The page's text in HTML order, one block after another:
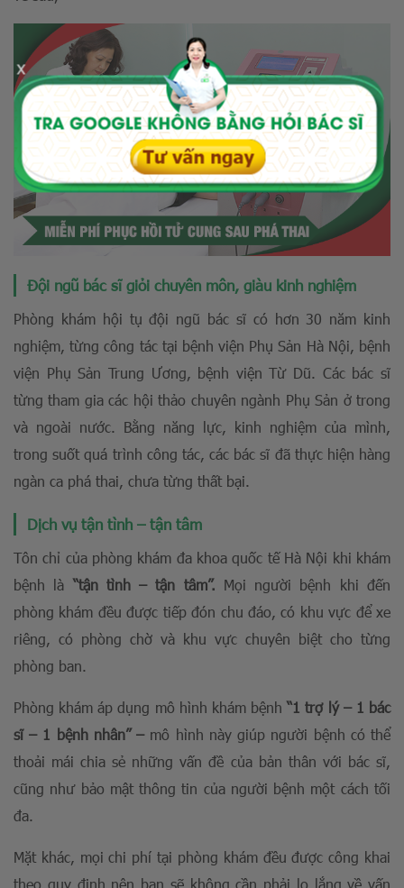
Đội ngũ bác sĩ giỏi chuyên môn, giàu kinh nghiệm
Phòng khám hội tụ đội ngũ bác sĩ có hơn 30 năm kinh
nghiệm, từng công tác tại bệnh viện Phụ Sản Hà Nội, bệnh
viện Phụ Sản Trung Ương, bệnh viện Từ Dũ. Các bác sĩ
từng tham gia các hội thảo chuyên ngành Phụ Sản ở trong
và ngoài nước. Bằng năng lực, kinh nghiệm của mình,
trong suốt quá trình công tác, các bác sĩ đã thực hiện hàng
ngàn ca phá thai, chưa từng thất bại.
Dịch vụ tận tình – tận tâm
Tôn chỉ của phòng khám đa khoa quốc tế Hà Nội khi khám
bệnh là“tận tình – tận tâm”. Mọi người bệnh khi đến
phòng khám đều được tiếp đón chu đáo, có khu vực để xe
riêng, có phòng chờ và khu vực chuyên biệt cho từng
phòng ban.
Phòng khám áp dụng mô hình khám bệnh“1 trợ lý – 1 bác
sĩ – 1 bệnh nhân” – mô hình này giúp người bệnh có thể
thoải mái chia sẻ những vấn đề của bản thân với bác sĩ,
cũng như bảo mật thông tin của người bệnh một cách tối
đa.
Mặt khác, mọi chi phí tại phòng khám đều được công khai
theo quy định nên bạn sẽ không cần phải lo lắng về vấn
x